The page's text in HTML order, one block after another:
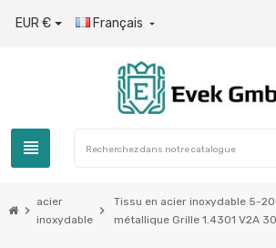
EUR € Français 
view_headline
chevron_right
acier
inoxydable
chevron_right
Tissu en acier inoxydable 5-
métallique Grille 1.4301 V2A